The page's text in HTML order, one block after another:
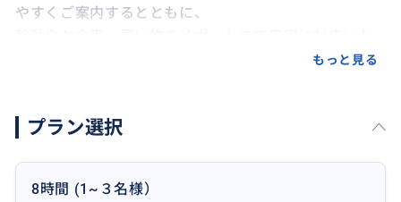
やすくご案内するとともに、
ただけます。
もっと見る
プラン選択
8時間 (1~３名様）